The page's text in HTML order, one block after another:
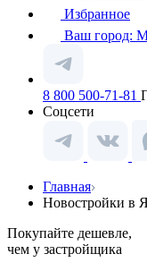
Избранное
Ваш город:
8 800 500-71-81
Соцсети
Главная
Новостройки в
Покупайте дешевле,
чем у застройщика